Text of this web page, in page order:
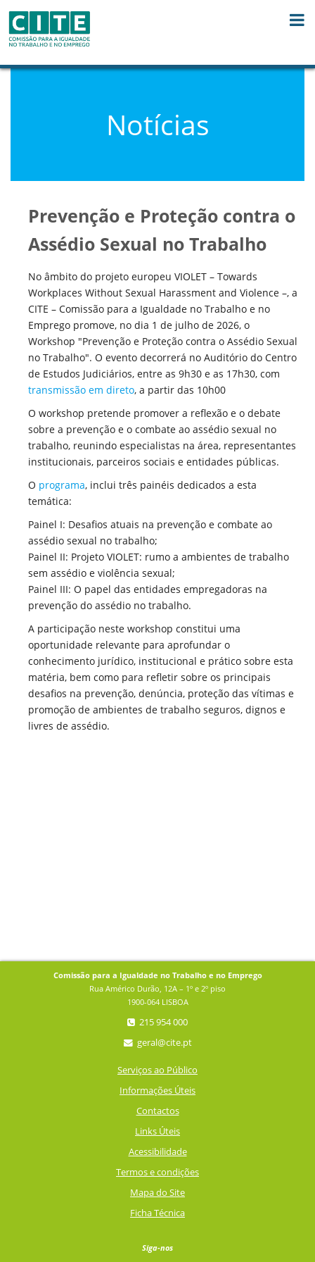
Notícias
Prevenção e Proteção contra o
Assédio Sexual no Trabalho
No âmbito do projeto europeu VIOLET – Towards
Workplaces Without Sexual Harassment and Violence –, a
CITE – Comissão para a Igualdade no Trabalho e no
Emprego promove, no dia 1 de julho de 2026, o
Workshop "Prevenção e Proteção contra o Assédio Sexual
no Trabalho". O evento decorrerá no Auditório do Centro
de Estudos Judiciários, entre as 9h30 e as 17h30, com
transmissão em direto, a partir das 10h00
O workshop pretende promover a reflexão e o debate
sobre a prevenção e o combate ao assédio sexual no
trabalho, reunindo especialistas na área, representantes
institucionais, parceiros sociais e entidades públicas.
O programa, inclui três painéis dedicados a esta
temática:
Painel I: Desafios atuais na prevenção e combate ao
assédio sexual no trabalho;
Painel II: Projeto VIOLET: rumo a ambientes de trabalho
sem assédio e violência sexual;
Painel III: O papel das entidades empregadoras na
prevenção do assédio no trabalho.
A participação neste workshop constitui uma
oportunidade relevante para aprofundar o
conhecimento jurídico, institucional e prático sobre esta
matéria, bem como para refletir sobre os principais
desafios na prevenção, denúncia, proteção das vítimas e
promoção de ambientes de trabalho seguros, dignos e
livres de assédio.
Comissão para a Igualdade no Trabalho e no Emprego
Rua Américo Durão, 12A – 1º e 2º piso
1900-064 LISBOA
215 954 000
geral@cite.pt
Serviços ao Público
Informações Úteis
Contactos
Links Úteis
Acessibilidade
Termos e condições
Mapa do Site
Ficha Técnica
Siga-nos